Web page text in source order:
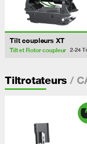
Tilt coupleurs XT
Tilt et Rotor coupleur 2-24
Tiltrotateurs /